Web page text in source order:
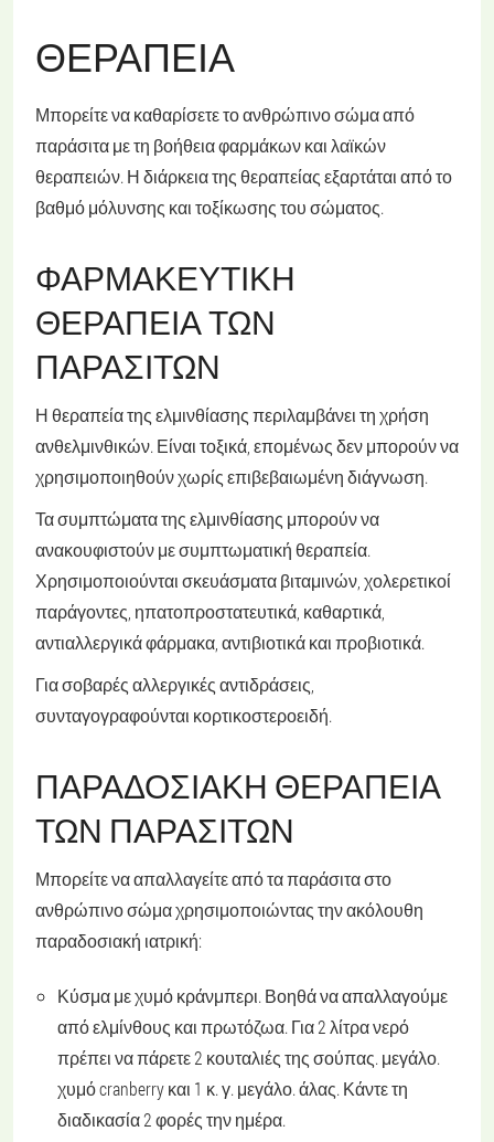
ΘΕΡΑΠΕΊΑ
Μπορείτε να καθαρίσετε το ανθρώπινο σώμα από
παράσιτα με τη βοήθεια φαρμάκων και λαϊκών
θεραπειών. Η διάρκεια της θεραπείας εξαρτάται από το
βαθμό μόλυνσης και τοξίκωσης του σώματος.
ΦΑΡΜΑΚΕΥΤΙΚΉ
ΘΕΡΑΠΕΊΑ ΤΩΝ
ΠΑΡΑΣΊΤΩΝ
Η θεραπεία της ελμινθίασης περιλαμβάνει τη χρήση
ανθελμινθικών. Είναι τοξικά, επομένως δεν μπορούν να
χρησιμοποιηθούν χωρίς επιβεβαιωμένη διάγνωση.
Τα συμπτώματα της ελμινθίασης μπορούν να
ανακουφιστούν με συμπτωματική θεραπεία.
Χρησιμοποιούνται σκευάσματα βιταμινών, χολερετικοί
παράγοντες, ηπατοπροστατευτικά, καθαρτικά,
αντιαλλεργικά φάρμακα, αντιβιοτικά και προβιοτικά.
Για σοβαρές αλλεργικές αντιδράσεις,
συνταγογραφούνται κορτικοστεροειδή.
ΠΑΡΑΔΟΣΙΑΚΉ ΘΕΡΑΠΕΊΑ
ΤΩΝ ΠΑΡΑΣΊΤΩΝ
Μπορείτε να απαλλαγείτε από τα παράσιτα στο
ανθρώπινο σώμα χρησιμοποιώντας την ακόλουθη
παραδοσιακή ιατρική:
Κύσμα με χυμό κράνμπερι. Βοηθά να απαλλαγούμε
από ελμίνθους και πρωτόζωα. Για 2 λίτρα νερό
πρέπει να πάρετε 2 κουταλιές της σούπας. μεγάλο.
χυμό cranberry και 1 κ. γ. μεγάλο. άλας. Κάντε τη
διαδικασία 2 φορές την ημέρα.